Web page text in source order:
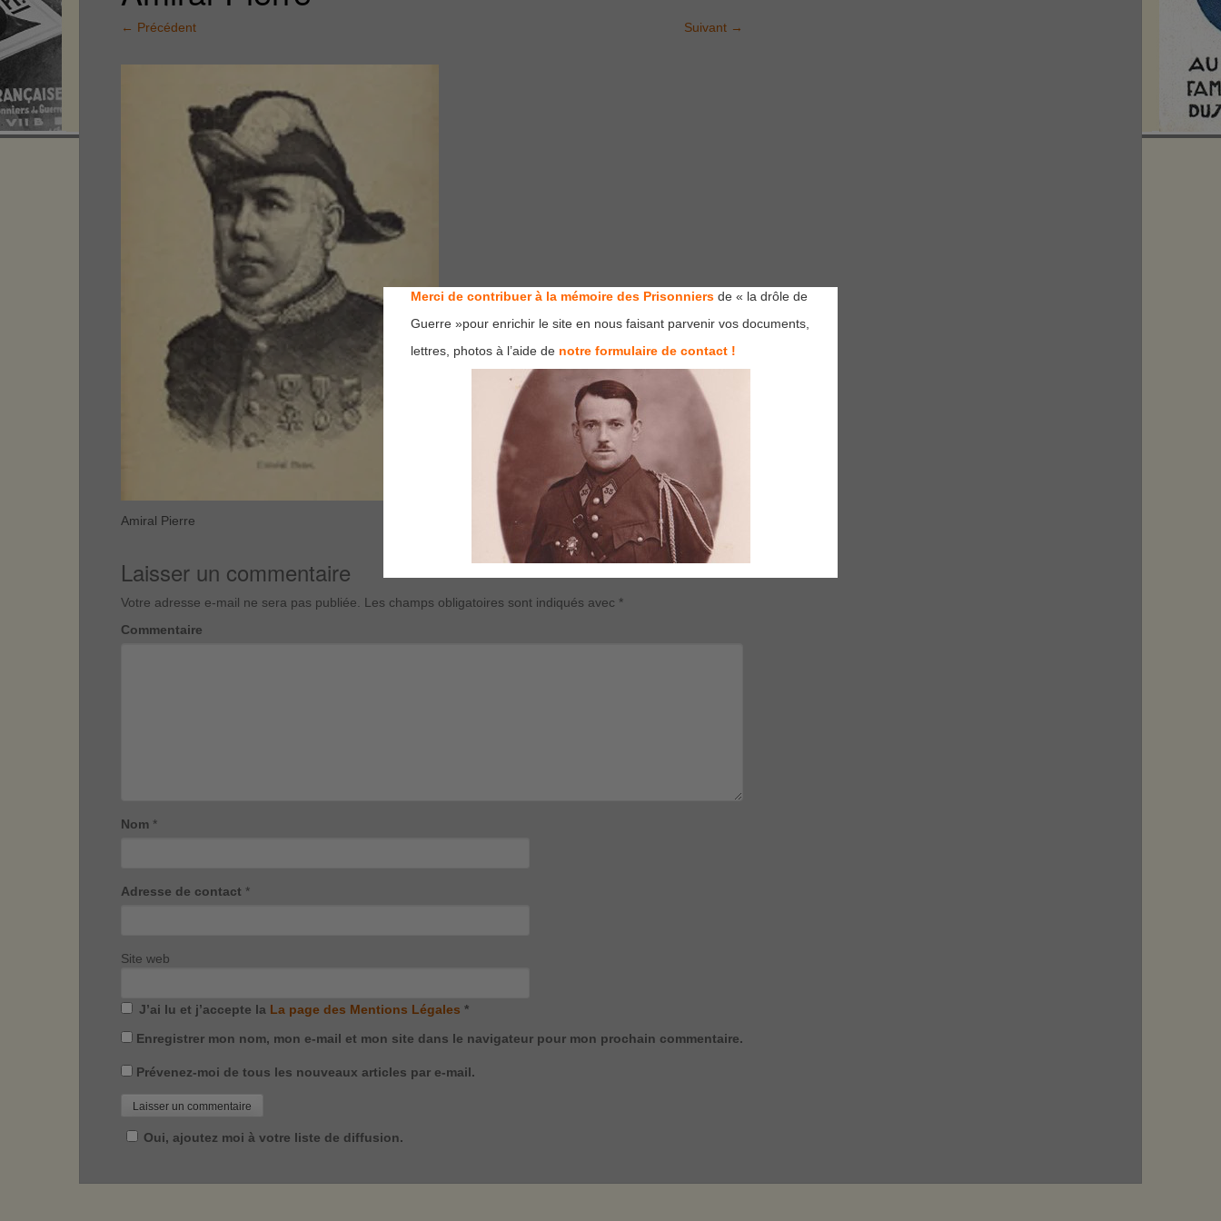
← Précédent Suivant →
Amiral Pierre
Laisser un commentaire
Votre adresse e-mail ne sera pas publiée. Les champs obligatoires sont indiqués avec *
Commentaire
Nom *
Adresse de contact *
Site web
J’ai lu et j’accepte la La page des Mentions Légales *
Enregistrer mon nom, mon e-mail et mon site dans le navigateur pour mon prochain commentaire.
Prévenez-moi de tous les nouveaux articles par e-mail.
Oui, ajoutez moi à votre liste de diffusion.
Merci de contribuer à la mémoire des Prisonniers de « la drôle de
Guerre »pour enrichir le site en nous faisant parvenir vos documents,
lettres, photos à l’aide de notre formulaire de contact !